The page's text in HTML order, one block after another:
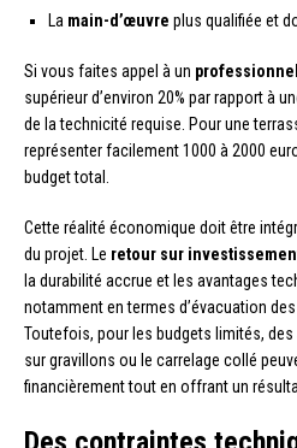
La main-d’œuvre plus qualifiée et
Si vous faites appel à un professionnel
supérieur d’environ 20% par rapport à
de la technicité requise. Pour une
représenter facilement 1000 à 2000
budget total.
Cette réalité économique doit être
du projet. Le retour sur
la durabilité accrue et les avantages
notamment en termes d’évacuation
Toutefois, pour les budgets limités,
sur gravillons ou le carrelage collé
financièrement tout en offrant un